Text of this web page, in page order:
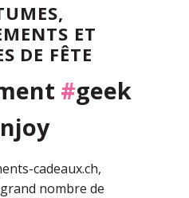
ET
DE FÊTE
#geek
cadeaux.ch,
nombre de